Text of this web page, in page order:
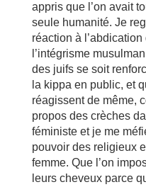
appris que l’on avait
seule humanité. Je
réaction à
l’intégrisme
des juifs se soit
la kippa en public, et
réagissent de même,
propos des crèches
féministe et je me
pouvoir des religieux
femme. Que l’on
leurs cheveux parce